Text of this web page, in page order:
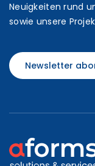
Neuigkeiten rund
sowie unsere
Newsletter